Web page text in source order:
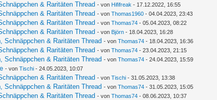
& Raritäten Thread - von Hififreak - 17.12.2022, 16:55
& Raritäten Thread - vonThomas1960 - 04.04.2023, 23:43
& Raritäten Thread - vonThomas74 - 05.04.2023, 08:22
& Raritäten Thread - von Björn - 18.04.2023, 16:28
Schnäppchen & Raritäten Thread - vonThomas74 - 18.04.2023, 16:36
& Raritäten Thread - vonThomas74 - 23.04.2023, 21:15
Schnäppchen & Raritäten Thread - vonThomas74 - 24.04.2023, 15:59
- vonTischi - 24.05.2023, 10:07
& Raritäten Thread - vonTischi - 31.05.2023, 13:38
Schnäppchen & Raritäten Thread - vonThomas74 - 31.05.2023, 15:05
& Raritäten Thread - vonThomas74 - 08.06.2023, 10:37